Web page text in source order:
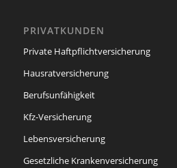
PRIVATKUNDEN
Private Haftpflichtversicherung
Hausratversicherung
Berufsunfähigkeit
Kfz-Versicherung
Lebensversicherung
Gesetzliche Krankenversicherung